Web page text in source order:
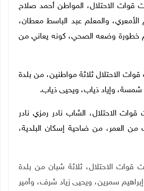
قوات الاحتلال، المواطن أحمد صلاح
والمعلم عبد الباسط معطان،
خطورة وضعه الصحي، كونه يعاني من
الاحتلال ثلاثة مواطنين، من بلدة
شمسة، وإياد ذياب، ويحيى ذياب.
الاحتلال، الشاب نادر رمزي نادر
من العمر، من ضاحية إسكان البلدية،
الاحتلال، ثلاثة شبان من بلدة
سمرين، ويحيى زياد شرف، وأمير